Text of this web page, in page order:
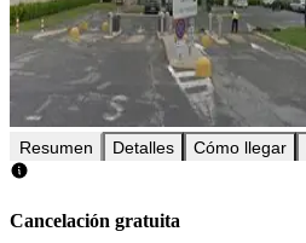
Resumen Detalles Cómo llegar
Cancelación gratuita